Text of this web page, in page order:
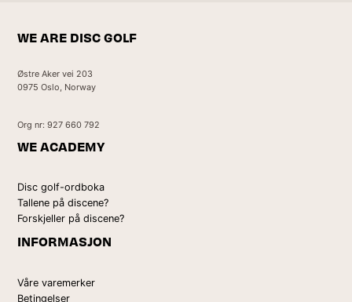
WE ARE DISC GOLF
Østre Aker vei 203
0975 Oslo, Norway
Org nr: 927 660 792
WE ACADEMY
Disc golf-ordboka
Tallene på discene?
Forskjeller på discene?
INFORMASJON
Våre varemerker
Betingelser